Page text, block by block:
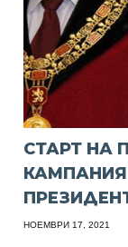
СТАРТ НА
КАМПАНИЯ
НОЕМВРИ 17, 2021